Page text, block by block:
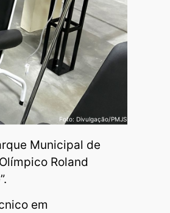
Foto: Divulgação/PMJS
Municipal de
Roland
em